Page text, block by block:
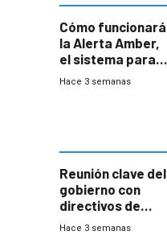
Cómo funcionará
la Alerta Amber,
el sistema para
la búsqueda
Hace 3 semanas
Reunión clave del
gobierno con
directivos de
Fábricas
Hace 3 semanas